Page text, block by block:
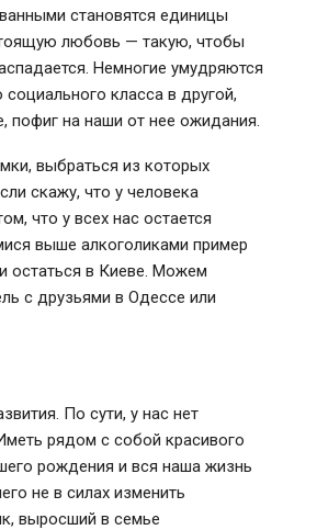
становятся единицы
любовь — такую, чтобы
Немногие умудряются
класса в другой,
пофиг на наши от нее ожидания.
выбраться из которых
скажу, что у человека
что у всех нас остается
выше алкоголиками пример
остаться в Киеве. Можем
с друзьями в Одессе или
По сути, у нас нет
рядом с собой красивого
рождения и вся наша жизнь
не в силах изменить
выросший в семье